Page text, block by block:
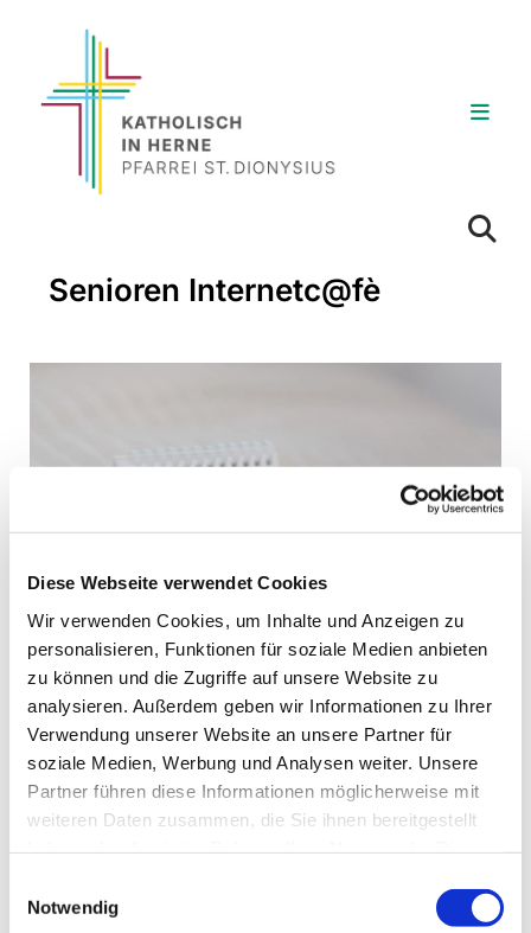
Diese Webseite verwendet Cookies
Wir verwenden Cookies, um Inhalte und Anzeigen zu
personalisieren, Funktionen für soziale Medien anbieten
zu können und die Zugriffe auf unsere Website zu
analysieren. Außerdem geben wir Informationen zu Ihrer
Verwendung unserer Website an unsere Partner für
soziale Medien, Werbung und Analysen weiter. Unsere
Partner führen diese Informationen möglicherweise mit
weiteren Daten zusammen, die Sie ihnen bereitgestellt
Notwendig
Senioren Internetc@fè
Dienstag, 12. Mai 2026, 14:00 Uhr
Herz Jesu, Düngelstr. 34, 44623